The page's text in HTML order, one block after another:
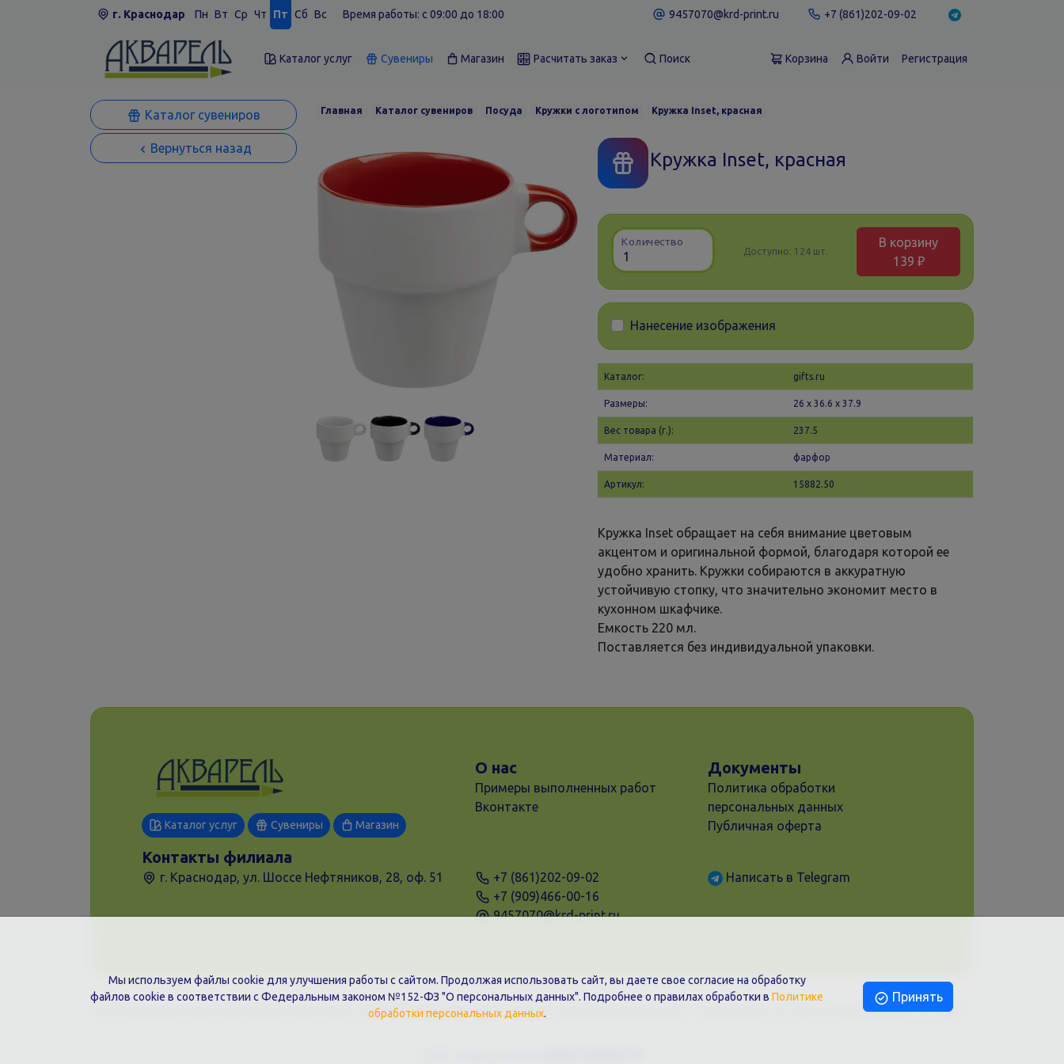
г. Краснодар Пн Вт Ср Чт Пт Сб Вс Время работы: c 09:00 до 18:00 9457070@krd-print.ru +7 (861)202-09-02
Каталог услуг Сувениры Магазин Расчитать заказ Поиск Корзина Войти Регистрация
Каталог сувениров
Вернуться назад
Главная Каталог сувениров Посуда Кружки с логотипом Кружка Inset, красная
Кружка Inset, красная
Количество
Доступно: 124 шт.
В корзину
139 ₽
Нанесение изображения
Каталог: gifts.ru
Размеры: 26 х 36.6 x 37.9
Вес товара (г.): 237.5
Материал: фарфор
Артикул: 15882.50
Кружка Inset обращает на себя внимание цветовым
акцентом и оригинальной формой, благодаря которой ее
удобно хранить. Кружки собираются в аккуратную
устойчивую стопку, что значительно экономит место в
кухонном шкафчике.
Емкость 220 мл.
Поставляется без индивидуальной упаковки.
Каталог услуг Сувениры Магазин
О нас
Примеры выполненных работ
Вконтакте
Документы
Политика обработки
персональных данных
Публичная оферта
Контакты филиала
г. Краснодар, ул. Шоссе Нефтяников, 28, оф. 51
+7 (861)202-09-02
+7 (909)466-00-16
9457070@krd-print.ru
Написать в Telegram
ИП Гончарова Нина Николаевна, ИНН: ИНН 231203775909, Юр.адрес: 350051, Краснодарский край, г. Краснодар, ул. Шоссе Нефтяников, 28, оф.51
Мы используем файлы cookie для улучшения работы с сайтом. Продолжая использовать сайт, вы даете свое согласие на обработку
файлов cookie в соответствии с Федеральным законом №152-ФЗ "О персональных данных". Подробнее о правилах обработки в Политике
обработки персональных данных.
Принять